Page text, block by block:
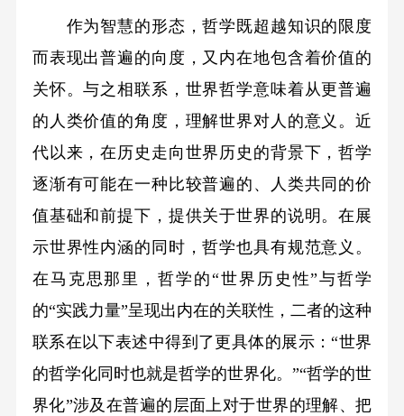
作为智慧的形态，哲学既超越知识的限度
而表现出普遍的向度，又内在地包含着价值的
关怀。与之相联系，世界哲学意味着从更普遍
的人类价值的角度，理解世界对人的意义。近
代以来，在历史走向世界历史的背景下，哲学
逐渐有可能在一种比较普遍的、人类共同的价
值基础和前提下，提供关于世界的说明。在展
示世界性内涵的同时，哲学也具有规范意义。
在马克思那里，哲学的“世界历史性”与哲学
的“实践力量”呈现出内在的关联性，二者的这种
联系在以下表述中得到了更具体的展示：“世界
的哲学化同时也就是哲学的世界化。”“哲学的世
界化”涉及在普遍的层面上对于世界的理解、把